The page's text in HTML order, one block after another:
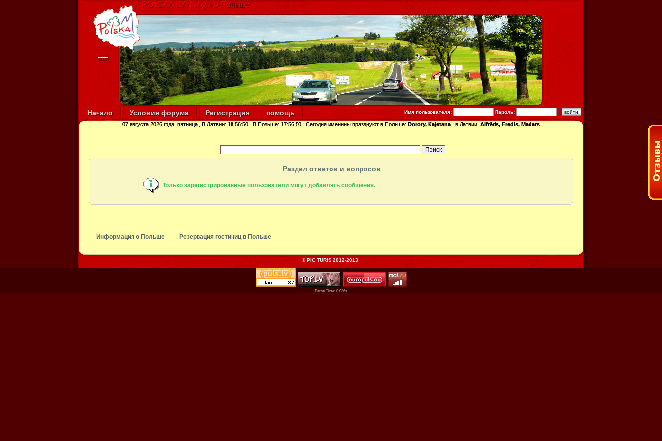
POLSKA.LV форум о Польше
Начало Условия форума Регистрация помощь Имя пользователя: Пароль:
07 августа 2026 года, пятница , В Латвии: 18:56:51 , В Польше: 17:56:51 . Сегодня именины празднуют в Польше: Doroty, Kajetana ; в Латвии: Alfrēds, Fredis, Madars
Раздел ответов и вопросов
Только зарегистрированные пользователи могут добавлять сообщения.
Информация о Польше Резервация гостиниц в Польше
© PIC TURIS 2012-2013
Parse Time: 0.036s